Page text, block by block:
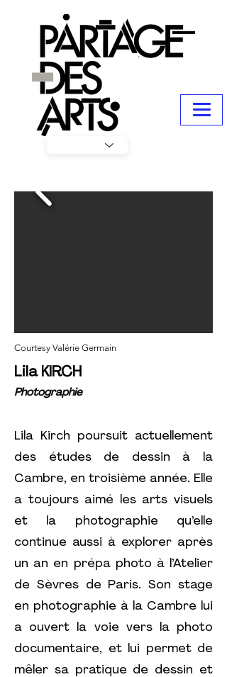
Courtesy Valérie Germain
Lila KIRCH
Photographie
Lila Kirch poursuit actuellement
des études de dessin à la
Cambre, en troisième année. Elle
a toujours aimé les arts visuels
et la photographie qu’elle
continue aussi à explorer après
un an en prépa photo à l’Atelier
de Sèvres de Paris. Son stage
en photographie à la Cambre lui
a ouvert la voie vers la photo
documentaire, et lui permet de
mêler sa pratique de dessin et